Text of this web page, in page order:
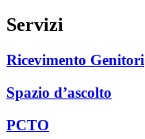
Servizi
Ricevimento Genitori
Spazio d’ascolto
PCTO